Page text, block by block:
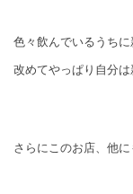
色々飲んでいるうちに
改めてやっぱり自分は
さらにこのお店、他に